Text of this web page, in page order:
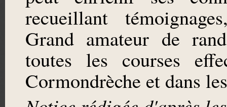
recueillant
Grand amateur de
toutes les courses
Cormondrèche et dans